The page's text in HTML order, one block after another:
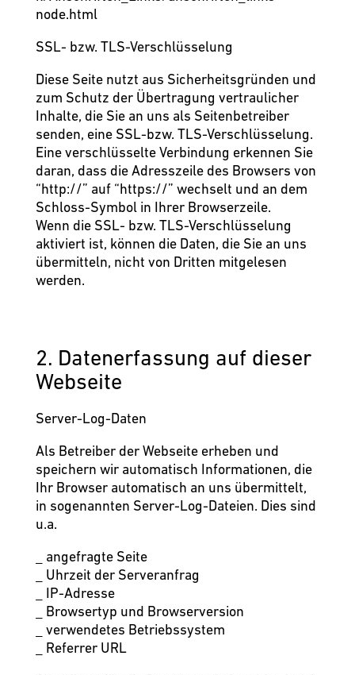
node.html
SSL- bzw. TLS-Verschlüsselung
Diese Seite nutzt aus Sicherheitsgründen und
zum Schutz der Übertragung vertraulicher
Inhalte, die Sie an uns als Seitenbetreiber
senden, eine SSL-bzw. TLS-Verschlüsselung.
Eine verschlüsselte Verbindung erkennen Sie
daran, dass die Adresszeile des Browsers von
“http://” auf “https://” wechselt und an dem
Schloss-Symbol in Ihrer Browserzeile.
Wenn die SSL- bzw. TLS-Verschlüsselung
aktiviert ist, können die Daten, die Sie an uns
übermitteln, nicht von Dritten mitgelesen
werden.
2. Datenerfassung auf dieser
Webseite
Server-Log-Daten
Als Betreiber der Webseite erheben und
speichern wir automatisch Informationen, die
Ihr Browser automatisch an uns übermittelt,
in sogenannten Server-Log-Dateien. Dies sind
u.a.
_ angefragte Seite
_ Uhrzeit der Serveranfrag
_ IP-Adresse
_ Browsertyp und Browserversion
_ verwendetes Betriebssystem
_ Referrer URL